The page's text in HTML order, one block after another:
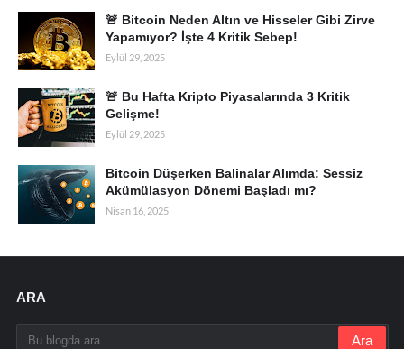
🚨 Bitcoin Neden Altın ve Hisseler Gibi Zirve
Yapamıyor? İşte 4 Kritik Sebep!
Eylül 29, 2025
🚨 Bu Hafta Kripto Piyasalarında 3 Kritik
Gelişme!
Eylül 29, 2025
Bitcoin Düşerken Balinalar Alımda: Sessiz
Akümülasyon Dönemi Başladı mı?
Nisan 16, 2025
ARA